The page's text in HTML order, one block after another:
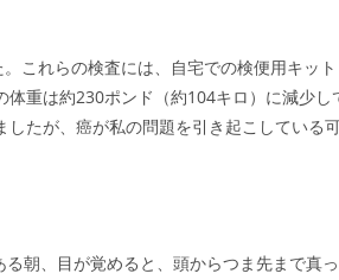
これらの検査には、自宅での検便用キット
重は約230ポンド（約104キロ）に減少し
たが、癌が私の問題を引き起こしている
朝、目が覚めると、頭からつま先まで真っ